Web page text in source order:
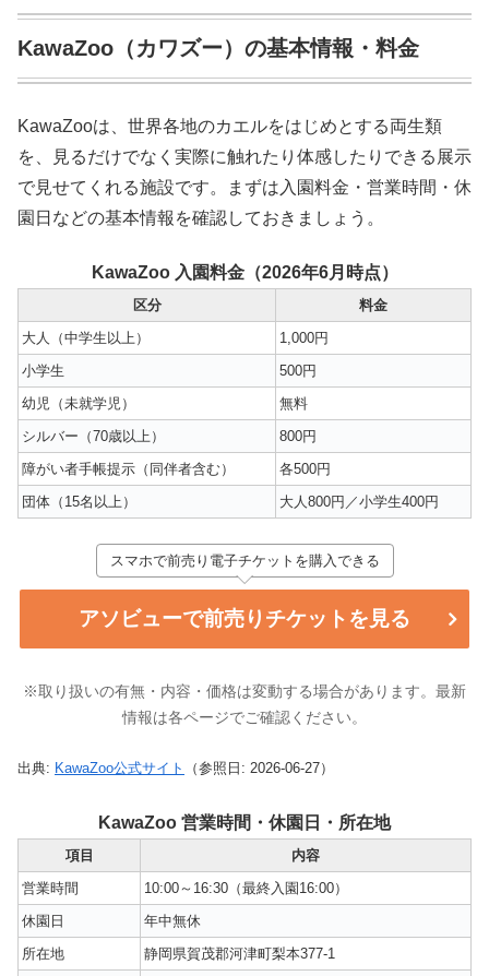
KawaZoo（カワズー）の基本情報・料金
KawaZooは、世界各地のカエルをはじめとする両生類
を、見るだけでなく実際に触れたり体感したりできる展示
で見せてくれる施設です。まずは入園料金・営業時間・休
園日などの基本情報を確認しておきましょう。
KawaZoo 入園料金（2026年6月時点）
区分
料金
大人（中学生以上）
1,000円
小学生
500円
幼児（未就学児）
無料
シルバー（70歳以上）
800円
障がい者手帳提示（同伴者含む）
各500円
団体（15名以上）
大人800円／小学生400円
スマホで前売り電子チケットを購入できる
アソビューで前売りチケットを見る
※取り扱いの有無・内容・価格は変動する場合があります。最新
情報は各ページでご確認ください。
出典: KawaZoo公式サイト （参照日: 2026-06-27）
KawaZoo 営業時間・休園日・所在地
項目
内容
営業時間
10:00～16:30（最終入園16:00）
休園日
年中無休
所在地
静岡県賀茂郡河津町梨本377-1